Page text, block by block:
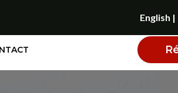
English |